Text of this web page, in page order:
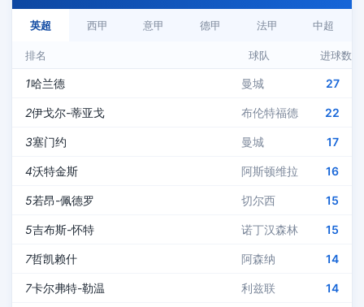
英超 西甲 意甲 德甲 法甲 中超
排名 球队 进球数
1哈兰德 曼城 27
2伊戈尔-蒂亚戈 布伦特福德 22
3塞门约 曼城 17
4沃特金斯 阿斯顿维拉 16
5若昂-佩德罗 切尔西 15
5吉布斯-怀特 诺丁汉森林 15
7哲凯赖什 阿森纳 14
7卡尔弗特-勒温 利兹联 14